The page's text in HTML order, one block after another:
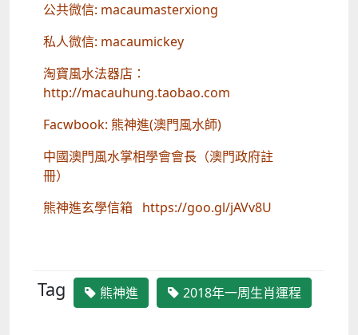
公共微信: macaumasterxiong
私人微信: macaumickey
淘寶風水法器店：
http://macauhung.taobao.com
Facwbook: 熊神進(澳門風水師)
中國澳門風水掌相學會會長（澳門政府註
冊）
熊神進玄學信箱 https://goo.gl/jAVv8U
Tag 熊神進 2018年一周生肖運程